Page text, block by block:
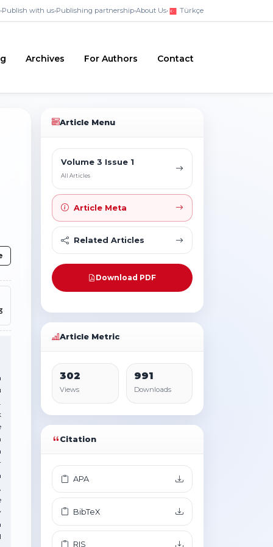
•Publish with us•Publishing partnership•About Us• Türkçe
Archives For Authors Contact
Article Menu
Volume 3 Issue 1
All Articles
Article Meta
Related Articles
Download PDF
Article Metric
302
Views
991
Downloads
Citation
APA
BibTeX
RIS